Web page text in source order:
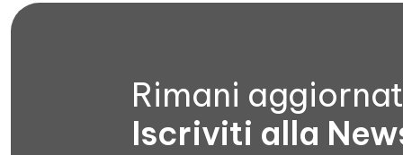
Rimani
Iscriviti alla